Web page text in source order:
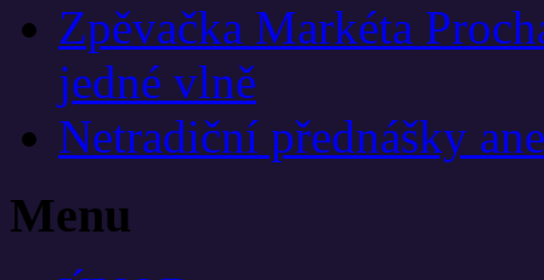
Zpěvačka Markéta
jedné vlně
Netradiční přednášky
Menu